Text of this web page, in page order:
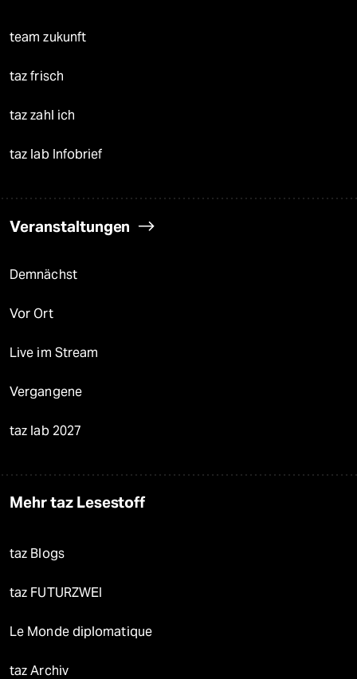
team zukunft
taz frisch
taz zahl ich
taz lab Infobrief
Veranstaltungen
Demnächst
Vor Ort
Live im Stream
Vergangene
taz lab 2027
Mehr taz Lesestoff
taz Blogs
taz FUTURZWEI
Le Monde diplomatique
taz Archiv